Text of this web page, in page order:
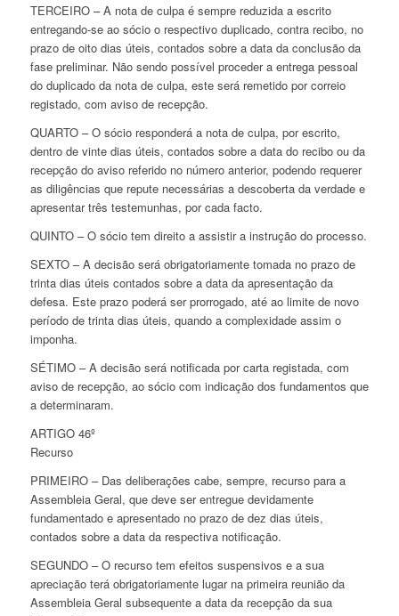
TERCEIRO – A nota de culpa é sempre reduzida a escrito
entregando-se ao sócio o respectivo duplicado, contra recibo, no
prazo de oito dias úteis, contados sobre a data da conclusão da
fase preliminar. Não sendo possível proceder a entrega pessoal
do duplicado da nota de culpa, este será remetido por correio
registado, com aviso de recepção.
QUARTO – O sócio responderá a nota de culpa, por escrito,
dentro de vinte dias úteis, contados sobre a data do recibo ou da
recepção do aviso referido no número anterior, podendo requerer
as diligências que repute necessárias a descoberta da verdade e
apresentar três testemunhas, por cada facto.
QUINTO – O sócio tem direito a assistir a instrução do processo.
SEXTO – A decisão será obrigatoriamente tomada no prazo de
trinta dias úteis contados sobre a data da apresentação da
defesa. Este prazo poderá ser prorrogado, até ao limite de novo
período de trinta dias úteis, quando a complexidade assim o
imponha.
SÉTIMO – A decisão será notificada por carta registada, com
aviso de recepção, ao sócio com indicação dos fundamentos que
a determinaram.
ARTIGO 46º
Recurso
PRIMEIRO – Das deliberações cabe, sempre, recurso para a
Assembleia Geral, que deve ser entregue devidamente
fundamentado e apresentado no prazo de dez dias úteis,
contados sobre a data da respectiva notificação.
SEGUNDO – O recurso tem efeitos suspensivos e a sua
apreciação terá obrigatoriamente lugar na primeira reunião da
Assembleia Geral subsequente a data da recepção da sua